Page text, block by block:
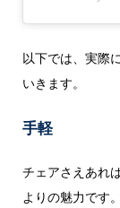
以下では、実際
いきます。
手軽
チェアさえあれ
よりの魅力です